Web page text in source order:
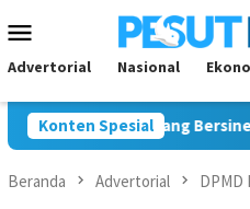
ke
kontenMobile
Advertorial Nasional
Konten Spesial
JMSI Bontang Bersinergi
Beranda Advertorial DPMD